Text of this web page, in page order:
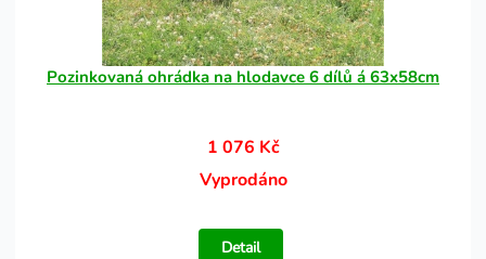
Pozinkovaná ohrádka na hlodavce 6 dílů á 63x58cm
1 076 Kč
Vyprodáno
Detail